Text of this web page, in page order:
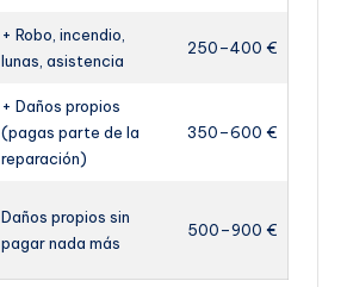
+ Robo, incendio,
lunas, asistencia
250–400 €
+ Daños propios
(pagas parte de la
reparación)
350–600 €
Daños propios sin
pagar nada más
500–900 €